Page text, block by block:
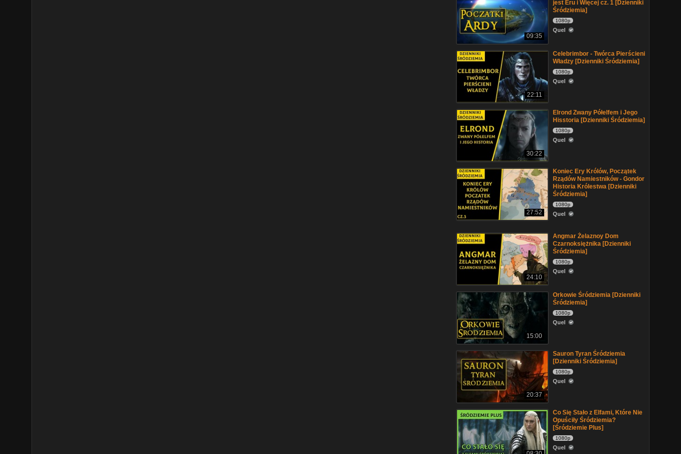
09:35
jest Eru i Więcej cz. 1 [Dzienniki
Śródziemia]
1080p
Quel
22:11
Celebrimbor - Twórca Pierścieni
Władzy [Dzienniki Śródziemia]
1080p
Quel
30:22
Elrond Zwany Półelfem i Jego
Hisstoria [Dzienniki Śródziemia]
1080p
Quel
27:52
Koniec Ery Królów, Początek
Rządów Namiestników - Gondor
Historia Królestwa [Dzienniki
Śródziemia]
1080p
Quel
24:10
Angmar Żelaznoy Dom
Czarnoksiężnika [Dzienniki
Śródziemia]
1080p
Quel
15:00
Orkowie Śródziemia [Dzienniki
Śródziemia]
1080p
Quel
20:37
Sauron Tyran Śródziemia
[Dzienniki Śródziemia]
1080p
Quel
Co Się Stało z Elfami, Które Nie
Opuściły Śródziemia?
[Śródziemie Plus]
1080p
Quel